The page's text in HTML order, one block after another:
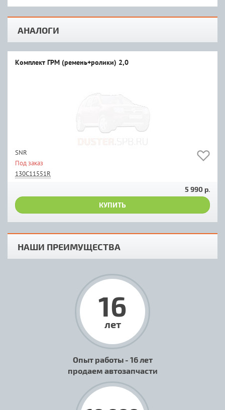
АНАЛОГИ
Комплект ГРМ (ремень+ролики) 2,0
SNR
Под заказ
130C11551R
5 990 р.
КУПИТЬ
НАШИ ПРЕИМУЩЕСТВА
16
лет
Опыт работы - 16 лет
продаем автозапчасти